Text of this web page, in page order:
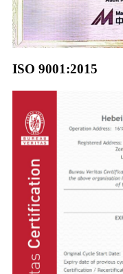
ISO 9001:2015